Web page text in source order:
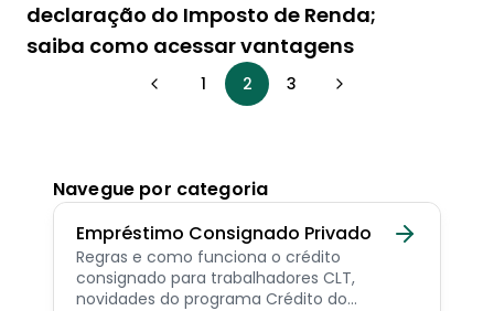
declaração do Imposto de Renda;
saiba como acessar vantagens
1 2 3
Navegue por categoria
Empréstimo Consignado Privado
Regras e como funciona o crédito
consignado para trabalhadores CLT,
novidades do programa Crédito do